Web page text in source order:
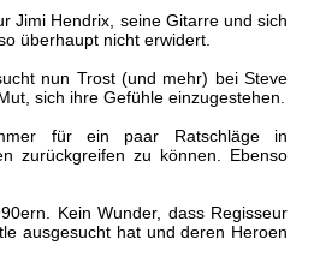
Jimi Hendrix, seine Gitarre und sich
überhaupt nicht erwidert.
nun Trost (und mehr) bei Steve
sich ihre Gefühle einzugestehen.
für ein paar Ratschläge in
zurückgreifen zu können. Ebenso
Kein Wunder, dass Regisseur
ausgesucht hat und deren Heroen